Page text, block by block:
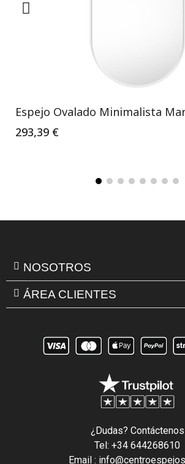
Espejo Ovalado Minimalista
293,39 €
NOSOTROS
ÁREA CLIENTES
¿Dudas? Contáctenos
Tel: +34 644268610
Email :